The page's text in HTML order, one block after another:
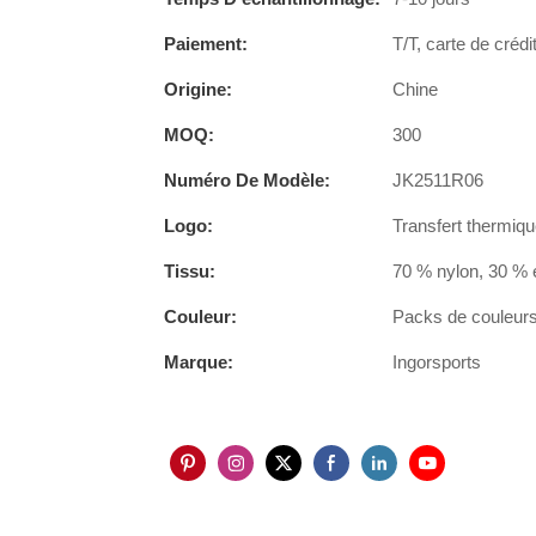
Paiement: T/T, carte de
Origine: Chine
MOQ: 300
Numéro De Modèle: JK2511R06
Logo: Transfert
Tissu: 70 % nylon, 30 %
Couleur: Packs de
Marque: Ingorsports